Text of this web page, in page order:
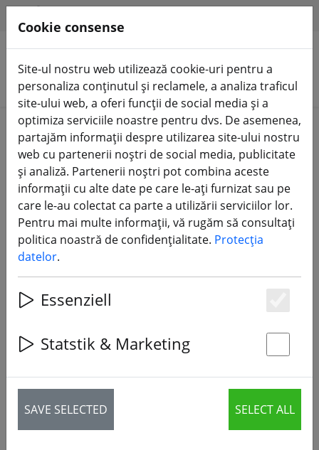
Căutare produse
Home Componente Motoare
Axisflying AE2207 V2 1860KV Motor
FPV
‹ ›
10% DISCOUNT
Cookie consense
Site-ul nostru web utilizează cookie-uri pentru a
personaliza conținutul și reclamele, a analiza traficul
site-ului web, a oferi funcții de social media și a
optimiza serviciile noastre pentru dvs. De asemenea,
partajăm informații despre utilizarea site-ului nostru
web cu partenerii noștri de social media, publicitate
și analiză. Partenerii noștri pot combina aceste
informații cu alte date pe care le-ați furnizat sau pe
care le-au colectat ca parte a utilizării serviciilor lor.
Pentru mai multe informații, vă rugăm să consultați
politica noastră de confidențialitate. Protecția
datelor.
Essenziell
Statstik & Marketing
SAVE SELECTED SELECT ALL